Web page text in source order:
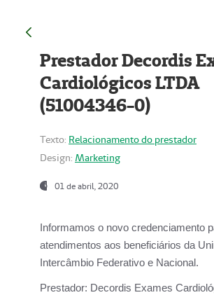
Prestador Decordis
Cardiológicos LTDA
(51004346-0)
Texto: Relacionamento do prestador
Design: Marketing
01 de abril, 2020
Informamos o novo credenciamento
atendimentos aos beneficiários da
Intercâmbio Federativo e Nacional.
Prestador: Decordis Exames